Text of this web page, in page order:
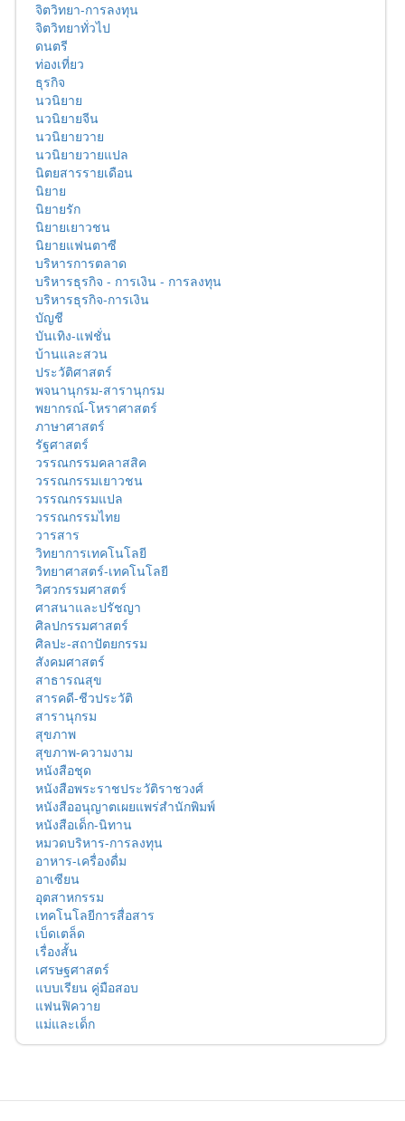
จิตวิทยา-การลงทุน
จิตวิทยาทั่วไป
ดนตรี
ท่องเที่ยว
ธุรกิจ
นวนิยาย
นวนิยายจีน
นวนิยายวาย
นวนิยายวายแปล
นิตยสารรายเดือน
นิยาย
นิยายรัก
นิยายเยาวชน
นิยายแฟนตาซี
บริหารการตลาด
บริหารธุรกิจ - การเงิน - การลงทุน
บริหารธุรกิจ-การเงิน
บัญชี
บันเทิง-แฟชั่น
บ้านและสวน
ประวัติศาสตร์
พจนานุกรม-สารานุกรม
พยากรณ์-โหราศาสตร์
ภาษาศาสตร์
รัฐศาสตร์
วรรณกรรมคลาสสิค
วรรณกรรมเยาวชน
วรรณกรรมแปล
วรรณกรรมไทย
วารสาร
วิทยาการเทคโนโลยี
วิทยาศาสตร์-เทคโนโลยี
วิศวกรรมศาสตร์
ศาสนาและปรัชญา
ศิลปกรรมศาสตร์
ศิลปะ-สถาปัตยกรรม
สังคมศาสตร์
สาธารณสุข
สารคดี-ชีวประวัติ
สารานุกรม
สุขภาพ
สุขภาพ-ความงาม
หนังสือชุด
หนังสือพระราชประวัติราชวงศ์
หนังสืออนุญาตเผยแพร่สำนักพิมพ์
หนังสือเด็ก-นิทาน
หมวดบริหาร-การลงทุน
อาหาร-เครื่องดื่ม
อาเซียน
อุตสาหกรรม
เทคโนโลยีการสื่อสาร
เบ็ดเตล็ด
เรื่องสั้น
เศรษฐศาสตร์
แบบเรียน คู่มือสอบ
แฟนฟิควาย
แม่และเด็ก